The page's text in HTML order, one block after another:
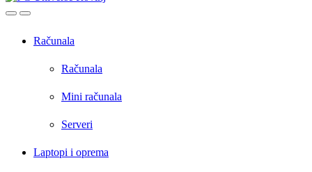
OpenClose
Računala
Računala
Mini računala
Serveri
Laptopi i oprema